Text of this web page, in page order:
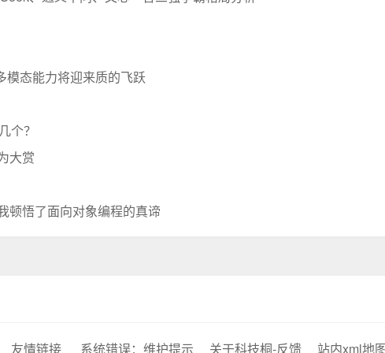
模态能力将迎来质的飞跃
个？
大赏
顿悟了面向对象编程的真谛
友情链接 系统错误：维护提示 关于科技桐-反馈 站内xml地